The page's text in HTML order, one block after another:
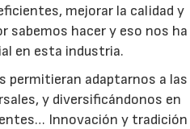
mejorar la calidad y
sabemos hacer y eso nos ha
en esta industria.
permitieran adaptarnos a las
y diversificándonos en
Innovación y tradición